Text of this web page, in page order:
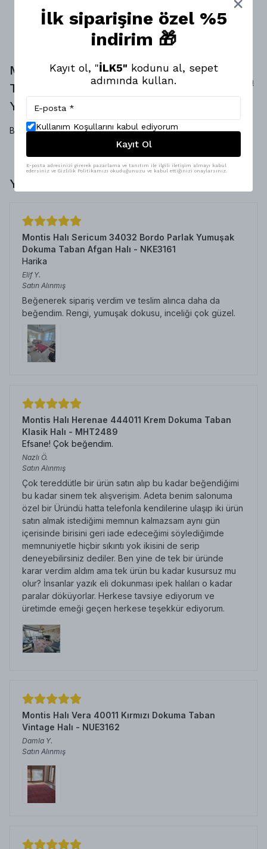
Montis Halı Fuşya Dokuma
Taban Fırsat Halısı - HFH3328
Yorumlar
Yorum
Yap
Bu ürün için henüz yorum yapılmamış.
Yorumlar
Montis Halı Sericum 34032 Bordo Parlak Yumuşak
Dokuma Taban Afgan Halı - NKE3161
Harika
Elif Y.
Satın Alınmış
Beğenerek sipariş verdim ve teslim alınca daha da
beğendim. Rengi, yumuşak dokusu, inceliği çok güzel.
Montis Halı Herenae 444011 Krem Dokuma Taban
Klasik Halı - MHT2489
Efsane! Çok beğendim.
Nazlı Ö.
Satın Alınmış
Çok tereddütle bir ürün satın alıp bu kadar beğendiğimi
bu kadar sinem tek alışverişim. Adeta benim salonuma
özel bir Üründü hatta telefonla kendilerine ulaşıp iki ürün
satın almak istediğimi memnun kalmazsam aynı gün
içerisinde birisini geri iade edeceğimi söylediğimde
memnuniyetle hiçbir sıkıntı yok ikisini de serip
deneyebilirsiniz dediler. Ben yine de tek bir üründe
karar verdim aldım ama tek ürün bu kadar kusursuz mu
olur? İnsanlar yazık eli dokunması ipek halıları o kadar
paralar döküyorlar. Herkese tavsiye ediyorum ve
üretimde emeği geçen herkese teşekkür ediyorum.
Montis Halı Vera 40011 Kırmızı Dokuma Taban
Vintage Halı - NUE3162
Damla Y.
Satın Alınmış
İlk siparişine özel %5
indirim 🎁
Kayıt ol, "İLK5" kodunu al, sepet
adımında kullan.
Kullanım Koşullarını kabul ediyorum
Kayıt Ol
E-posta adresinizi girerek pazarlama ve tanıtım ile ilgili iletişim almayı kabul
edersiniz ve Gizlilik Politikamızı okuduğunuzu ve kabul ettiğinizi onaylarsınız.